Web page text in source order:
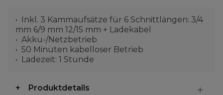
Inkl. 3 Kammaufsätze für 6 Schnittlängen: 3/4
mm 6/9 mm 12/15 mm + Ladekabel
Akku-/Netzbetrieb
50 Minuten kabelloser Betrieb
Ladezeit: 1 Stunde
Produktdetails